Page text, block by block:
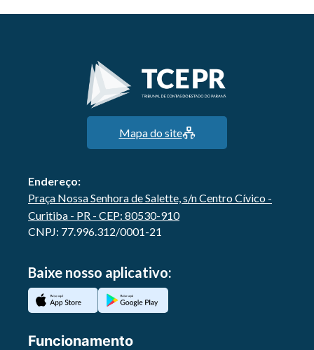
Mapa do site
Endereço:
Praça Nossa Senhora de Salette, s/n Centro Cívico -
Curitiba - PR - CEP: 80530-910
CNPJ: 77.996.312/0001-21
Baixe nosso aplicativo:
Funcionamento